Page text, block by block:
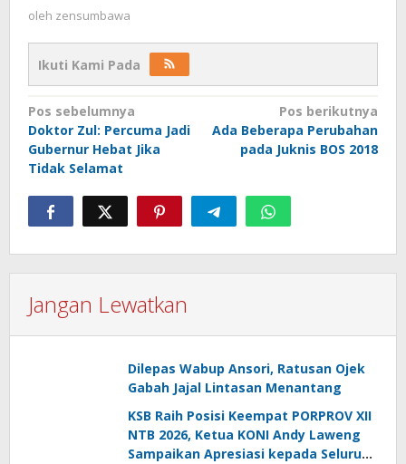
oleh zensumbawa
Ikuti Kami Pada
Navigasi
pos
Pos sebelumnya
Doktor Zul: Percuma Jadi
Gubernur Hebat Jika
Tidak Selamat
Pos berikutnya
Ada Beberapa Perubahan
pada Juknis BOS 2018
Jangan Lewatkan
Dilepas Wabup Ansori, Ratusan Ojek
Gabah Jajal Lintasan Menantang
KSB Raih Posisi Keempat PORPROV XII
NTB 2026, Ketua KONI Andy Laweng
Sampaikan Apresiasi kepada Seluruh